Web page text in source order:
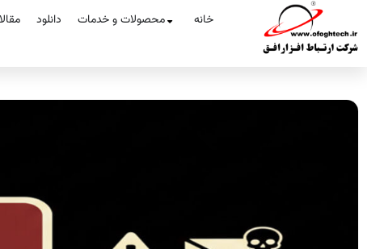
خانه محصولات و خدمات دانلود